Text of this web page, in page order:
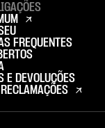
FREQUENTES
E DEVOLUÇÕES